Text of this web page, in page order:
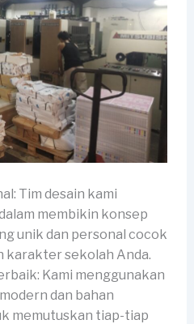
Tim desain kami
membikin konsep
unik dan personal cocok
karakter sekolah Anda.
Kami menggunakan
dan bahan
memutuskan tiap-tiap